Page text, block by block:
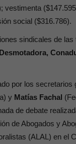
social ($316.786).
sindicales de
por los secretarios
y Matías Fachal
de debate
de Abogados y
(ALAL) en el